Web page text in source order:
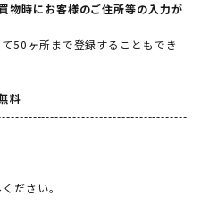
物時にお客様のご住所等の入力が
50ヶ所まで登録することもでき
料
ださい。